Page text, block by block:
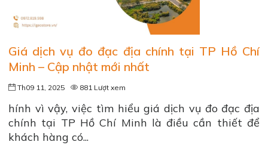
Giá dịch vụ đo đạc địa chính tại TP Hồ Chí
Minh – Cập nhật mới nhất
Th09 11, 2025 881 Lượt xem
hính vì vậy, việc tìm hiểu giá dịch vụ đo đạc địa
chính tại TP Hồ Chí Minh là điều cần thiết để
khách hàng có...